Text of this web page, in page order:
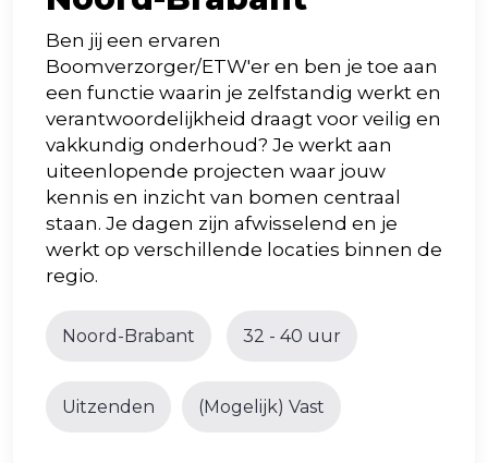
Ben jij een ervaren
Boomverzorger/ETW'er en ben je toe aan
een functie waarin je zelfstandig werkt en
verantwoordelijkheid draagt voor veilig en
vakkundig onderhoud? Je werkt aan
uiteenlopende projecten waar jouw
kennis en inzicht van bomen centraal
staan. Je dagen zijn afwisselend en je
werkt op verschillende locaties binnen de
regio.
Noord-Brabant 32 - 40 uur
Uitzenden (Mogelijk) Vast